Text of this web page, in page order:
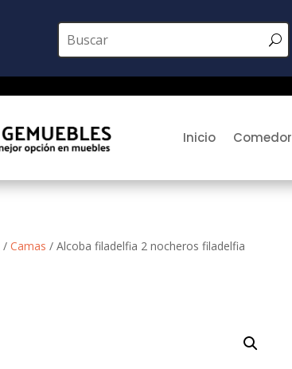
Inicio Comedor
/Camas / Alcoba filadelfia 2 nocheros filadelfia